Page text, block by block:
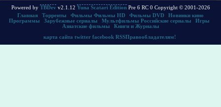
Powered by TBDev v2.1.12 Yuna Scatari EditionPre 6 RC 0 Copyright © 2001-2026
Главная
Торренты Фильмы Фильмы HD Фильмы DVD
Новинки кино
Программы
Зарубежные сериалы Мультфильмы Российские сериалы Игры
Азиатские фильмы
Книги и Журналы
карта сайта twitter facebook RSSПравообладателям!